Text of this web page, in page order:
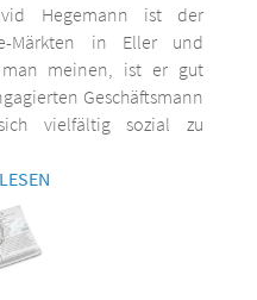
Hegemann ist der
Märkten in Eller und
meinen, ist er gut
Geschäftsmann
vielfältig sozial zu